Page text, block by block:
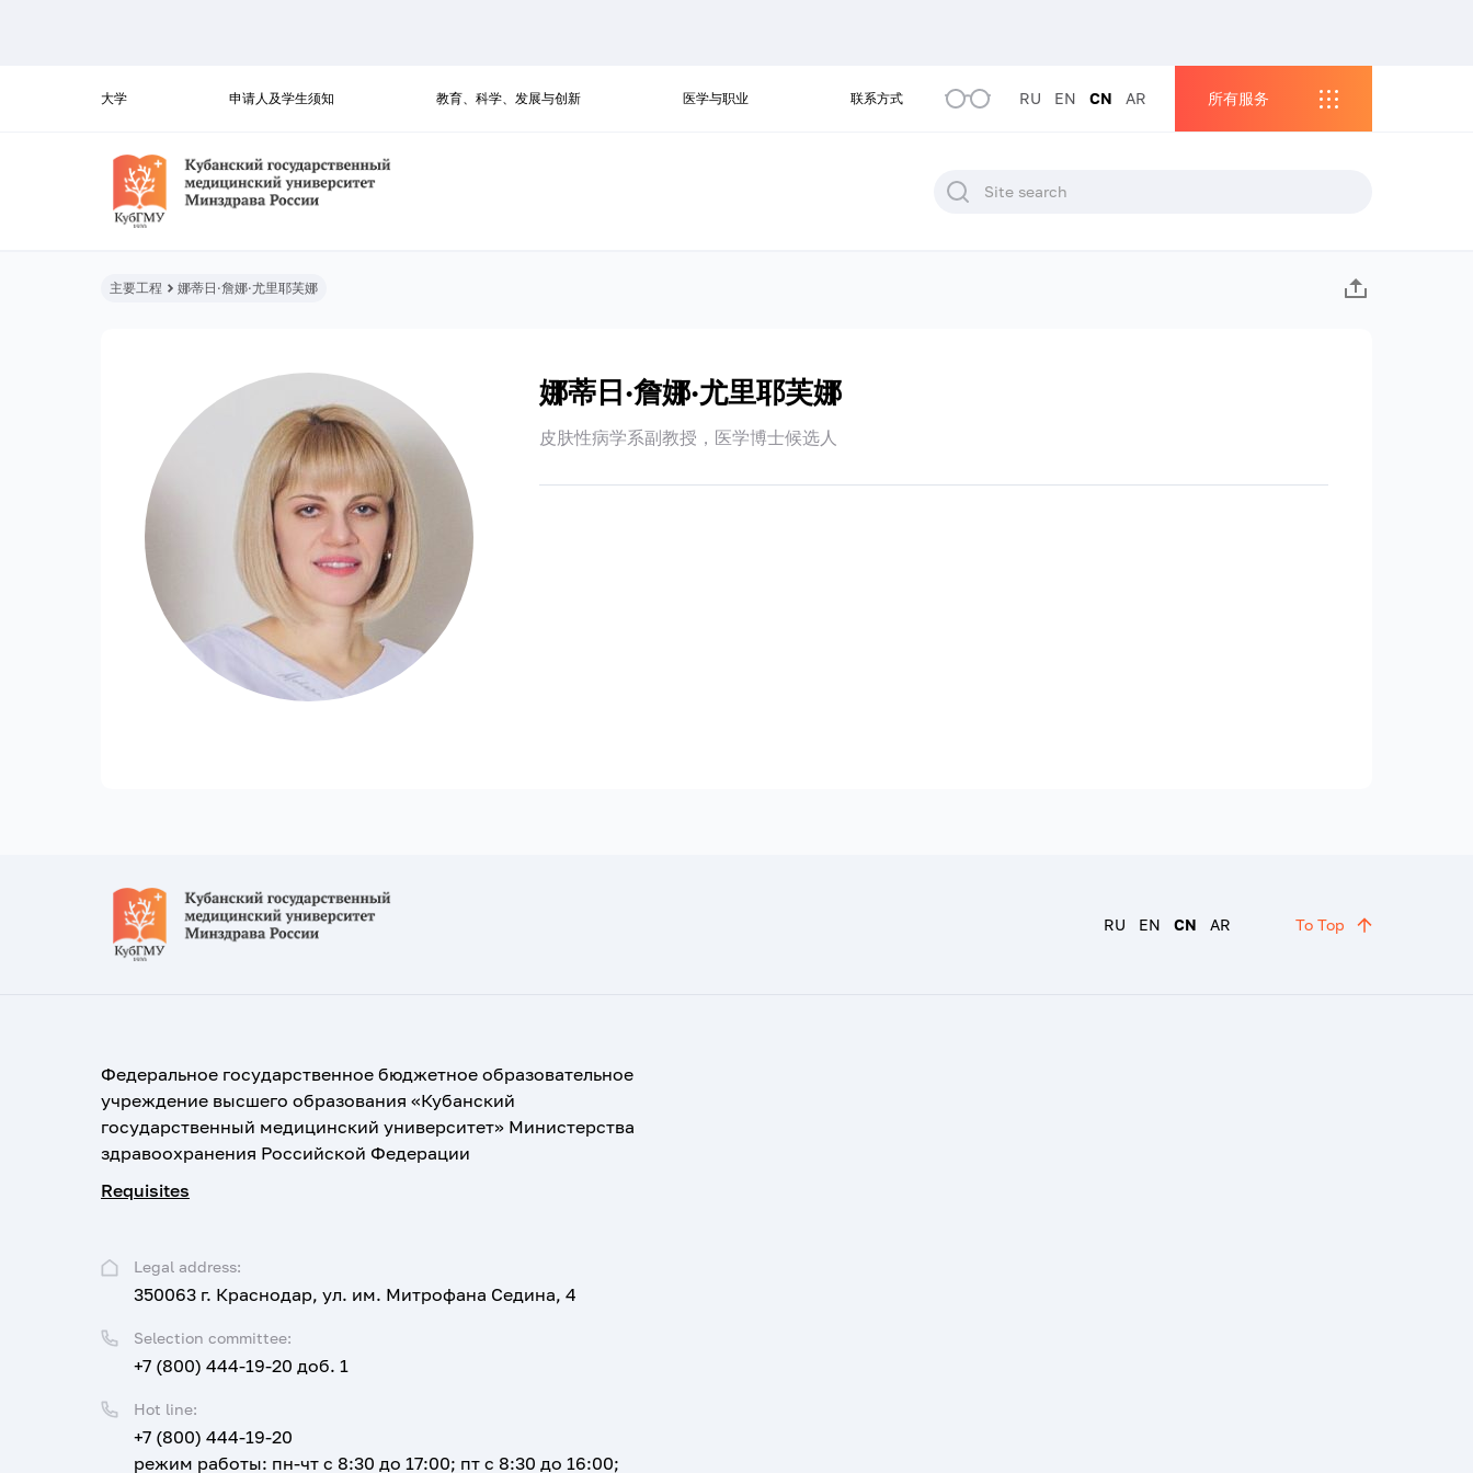
大学 申请人及学生须知 教育、科学、发展与创新 医学与职业 联系方式 RU EN CN AR 所有服务
主要工程 娜蒂日·詹娜·尤里耶芙娜
娜蒂日·詹娜·尤里耶芙娜
皮肤性病学系副教授，医学博士候选人
RU EN CN AR To Top
Федеральное государственное бюджетное образовательное
учреждение высшего образования «Кубанский
государственный медицинский университет» Министерства
здравоохранения Российской Федерации
Requisites
Legal address:
350063 г. Краснодар, ул. им. Митрофана Седина, 4
Selection committee:
+7 (800) 444-19-20 доб. 1
Hot line:
+7 (800) 444-19-20
режим работы: пн-чт с 8:30 до 17:00; пт с 8:30 до 16:00;